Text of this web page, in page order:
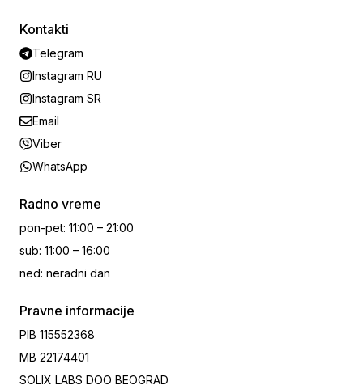
Kontakti
Telegram
Instagram RU
Instagram SR
Email
Viber
WhatsApp
Radno vreme
pon-pet: 11:00 – 21:00
sub: 11:00 – 16:00
ned: neradni dan
Pravne informacije
PIB 115552368
MB 22174401
SOLIX LABS DOO BEOGRAD